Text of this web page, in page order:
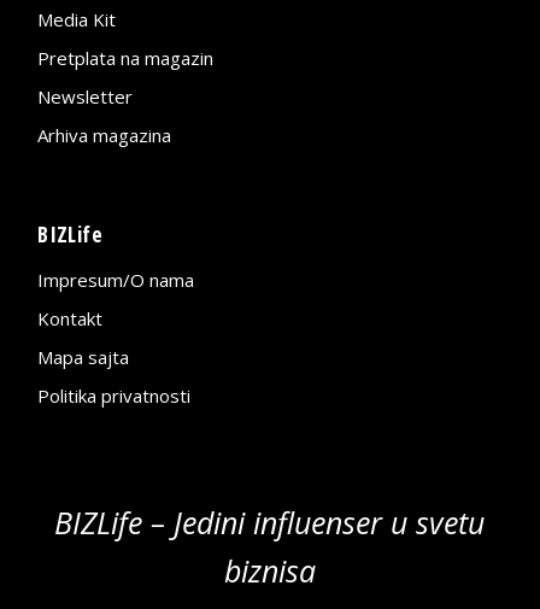
Media Kit
Pretplata na magazin
Newsletter
Arhiva magazina
BIZLife
Impresum/O nama
Kontakt
Mapa sajta
Politika privatnosti
BIZLife – Jedini influenser u svetu
biznisa